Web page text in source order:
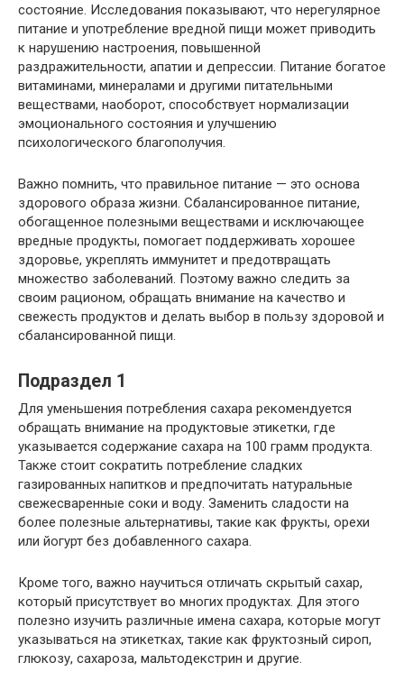
состояние. Исследования показывают, что нерегулярное
питание и употребление вредной пищи может приводить
к нарушению настроения, повышенной
раздражительности, апатии и депрессии. Питание богатое
витаминами, минералами и другими питательными
веществами, наоборот, способствует нормализации
эмоционального состояния и улучшению
психологического благополучия.
Важно помнить, что правильное питание — это основа
здорового образа жизни. Сбалансированное питание,
обогащенное полезными веществами и исключающее
вредные продукты, помогает поддерживать хорошее
здоровье, укреплять иммунитет и предотвращать
множество заболеваний. Поэтому важно следить за
своим рационом, обращать внимание на качество и
свежесть продуктов и делать выбор в пользу здоровой и
сбалансированной пищи.
Подраздел 1
Для уменьшения потребления сахара рекомендуется
обращать внимание на продуктовые этикетки, где
указывается содержание сахара на 100 грамм продукта.
Также стоит сократить потребление сладких
газированных напитков и предпочитать натуральные
свежесваренные соки и воду. Заменить сладости на
более полезные альтернативы, такие как фрукты, орехи
или йогурт без добавленного сахара.
Кроме того, важно научиться отличать скрытый сахар,
который присутствует во многих продуктах. Для этого
полезно изучить различные имена сахара, которые могут
указываться на этикетках, такие как фруктозный сироп,
глюкозу, сахароза, мальтодекстрин и другие.